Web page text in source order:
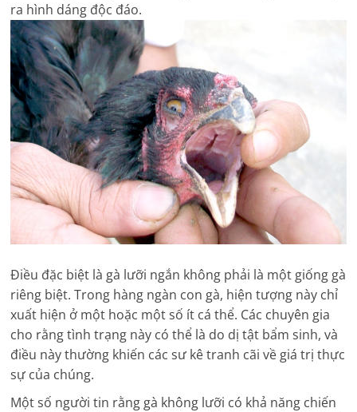
ra hình dáng độc đáo.
Điều đặc biệt là gà lưỡi ngắn không phải là một giống gà
riêng biệt. Trong hàng ngàn con gà, hiện tượng này chỉ
xuất hiện ở một hoặc một số ít cá thể. Các chuyên gia
cho rằng tình trạng này có thể là do dị tật bẩm sinh, và
điều này thường khiến các sư kê tranh cãi về giá trị thực
sự của chúng.
Một số người tin rằng gà không lưỡi có khả năng chiến